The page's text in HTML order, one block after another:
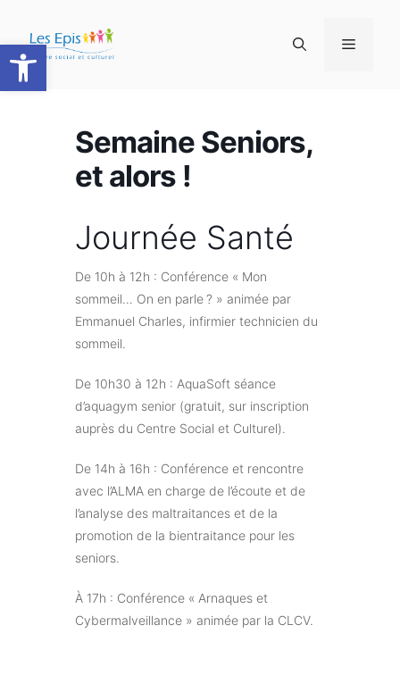
Ouvrir la barre d’outils
contenu
Menu
Semaine Seniors,
et alors !
Journée Santé
De 10h à 12h : Conférence « Mon
sommeil… On en parle ? » animée par
Emmanuel Charles, infirmier technicien du
sommeil.
De 10h30 à 12h : AquaSoft séance
d’aquagym senior (gratuit, sur inscription
auprès du Centre Social et Culturel).
De 14h à 16h : Conférence et rencontre
avec l’ALMA en charge de l’écoute et de
l’analyse des maltraitances et de la
promotion de la bientraitance pour les
seniors.
À 17h : Conférence « Arnaques et
Cybermalveillance » animée par la CLCV.